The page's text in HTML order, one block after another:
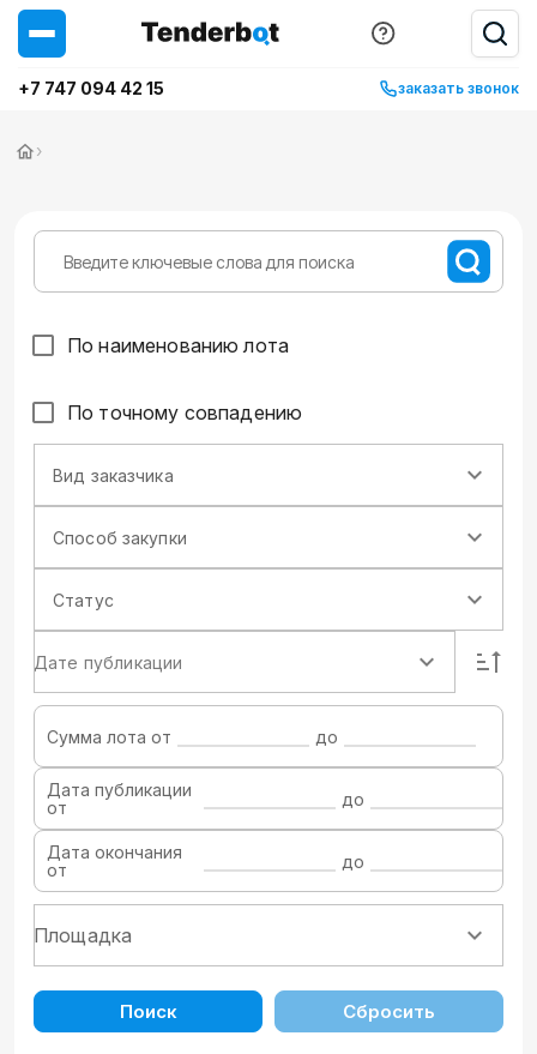
+7 747 094 42 15 заказать звонок
›
По наименованию лота
По точному совпадению
Вид заказчика
Способ закупки
Статус
Дате публикации
Сумма лота от до
Дата публикации
от
до
Дата окончания
от
до
Поиск Сбросить